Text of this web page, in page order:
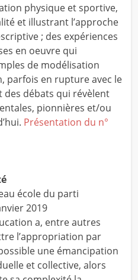
physique et sportive,
et illustrant l’approche
; des expériences
en oeuvre qui
de modélisation
parfois en rupture avec le
des débats qui révèlent
pionnières et/ou
Présentation du n°
école du parti
2019
a, entre autres
l’appropriation par
une émancipation
et collective, alors